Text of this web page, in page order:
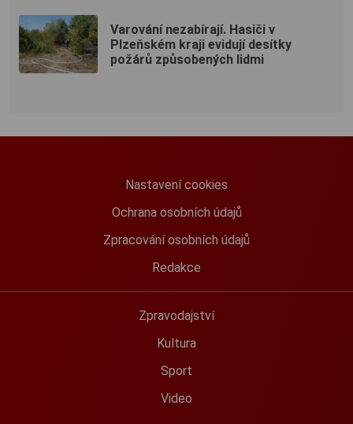
Varování nezabírají. Hasiči v
Plzeňském kraji evidují desítky
požárů způsobených lidmi
Nastavení cookies
Ochrana osobních údajů
Zpracování osobních údajů
Redakce
Zpravodajství
Kultura
Sport
Video